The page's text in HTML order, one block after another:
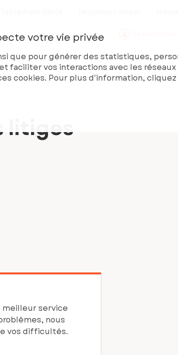
votre vie privée
que pour générer des statistiques,
faciliter vos interactions avec les réseaux
cookies. Pour plus d’information, cliquez
litiges
meilleur service
nous
vos difficultés.